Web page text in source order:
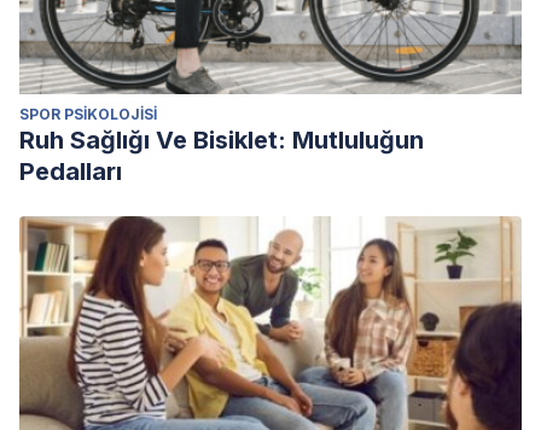
Miles, I. (2005). Be here now. Info.
https://doi.org/10.1108/14636690510587216
SPOR PSIKOLOJISI
Ruh Sağlığı Ve Bisiklet: Mutluluğun
Pedalları